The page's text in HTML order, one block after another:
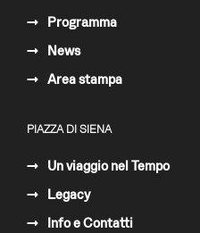
Programma
News
Area stampa
PIAZZA DI SIENA
Un viaggio nel Tempo
Legacy
Info e Contatti